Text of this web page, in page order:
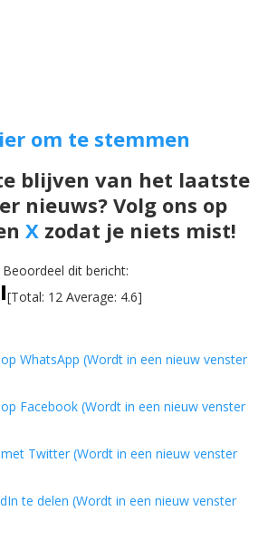
om te stemmen
blijven van het laatste
nieuws? Volg ons op
X zodat je niets mist!
Beoordeel dit bericht:
[Total: 12 Average: 4.6]
WhatsApp (Wordt in een nieuw venster
Facebook (Wordt in een nieuw venster
Twitter (Wordt in een nieuw venster
te delen (Wordt in een nieuw venster